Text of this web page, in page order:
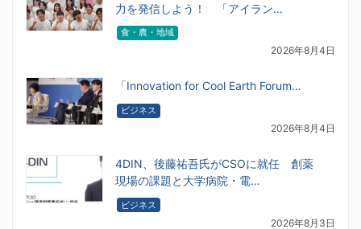
力を発信しよう！ 「アイラン…
食・農・地域
2026年8月4日
「Innovation for Cool Earth Forum…
ビジネス
2026年8月4日
4DIN、後藤祐吾氏がCSOに就任 創薬
現場の課題と大学病院・電…
ビジネス
2026年8月3日